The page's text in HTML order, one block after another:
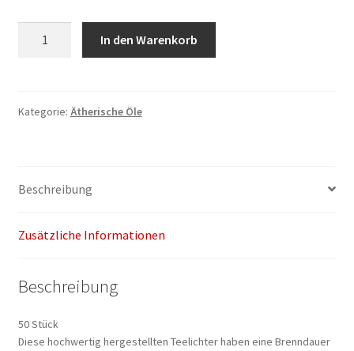
In den Warenkorb
Kategorie: Ätherische Öle
Beschreibung
Zusätzliche Informationen
Beschreibung
50 Stück
Diese hochwertig hergestellten Teelichter haben eine Brenndauer